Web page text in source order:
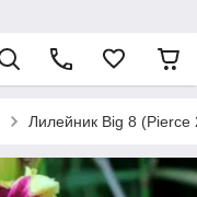
Лилейник Big 8